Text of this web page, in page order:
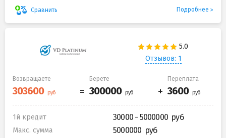
Сравнить Подробнее
Отзывов: 1
Возвращаете Берете Переплата
1й кредит 30000 - 5000000
Макс. сумма 5000000